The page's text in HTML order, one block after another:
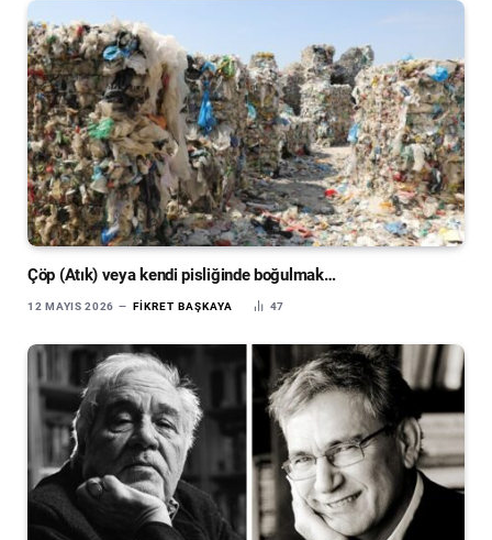
Çöp (Atık) veya kendi pisliğinde boğulmak…
12 MAYIS 2026 FIKRET BAŞKAYA 47